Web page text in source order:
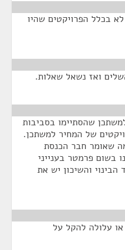
בכלל הפרויקטים שהיו
ואז נשאל שאלות.
שהסתיימו בסביבות
הפרויקטים של המחיר למשתכן.
שאומר חבר הכנסת
בשום פרמטר בענייני
והשיכון יש את
עלולה להקל על